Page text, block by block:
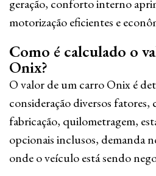
geração, conforto interno
motorização eficientes e
Como é calculado o
Onix?
O valor de um carro Onix é
consideração diversos fatores,
fabricação, quilometragem,
opcionais inclusos, demanda
onde o veículo está sendo